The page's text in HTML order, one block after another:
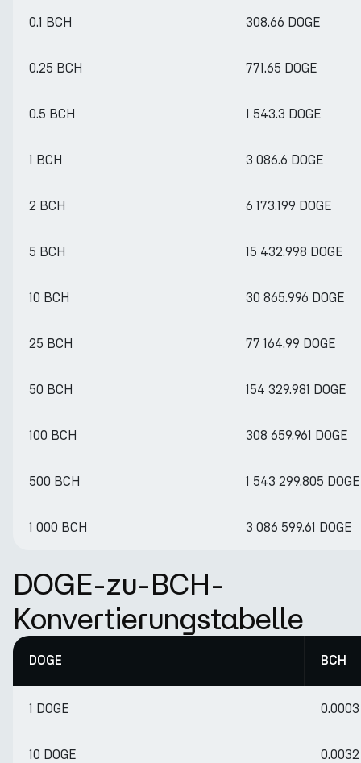
0.1 BCH 308.66 DOGE
0.25 BCH 771.65 DOGE
0.5 BCH 1 543.3 DOGE
1 BCH 3 086.6 DOGE
2 BCH 6 173.199 DOGE
5 BCH 15 432.998 DOGE
10 BCH 30 865.996 DOGE
25 BCH 77 164.99 DOGE
50 BCH 154 329.981 DOGE
100 BCH 308 659.961 DOGE
500 BCH 1 543 299.805 DOGE
1 000 BCH 3 086 599.61 DOGE
DOGE-zu-BCH-
Konvertierungstabelle
DOGE BCH
1 DOGE
10 DOGE